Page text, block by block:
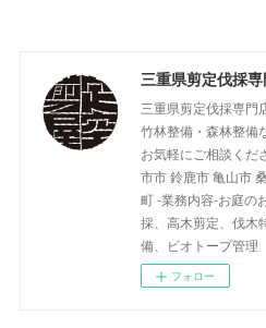
三重県剪定伐採専門
竹林整備・森林整備
お気軽にご相談くだ
市市 鈴鹿市 亀山市
町 -業務内容-お庭の
採、高木剪定、伐木
備、ビオトープ管理
フォロー